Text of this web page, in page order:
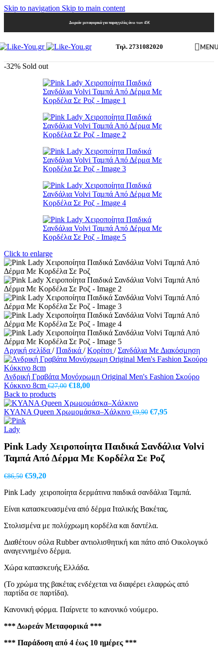
Skip to navigation Skip to main content
Δωρεάν μεταφορικά για παραγγελίες άνω των 45€
Τηλ. 2731082020
-32% Sold out
Click to enlarge
Αρχική σελίδα / Παιδικά / Κορίτσι / Σανδάλια Με Διακόσμηση
Ανδρική Γραβάτα Μονόχρωμη Original Men's Fashion Σκούρο
Κόκκινο 8cm €27,00 Original
was:
€27,00.
€18,00Η
τιμή
είναι:
Back to products
KYANA Queen Χρωμομάσκα–Χάλκινο €9,90 Original
€7,95Η
€7,95.
Pink Lady Χειροποίητα Παιδικά Σανδάλια Volvi
Ταμπά Από Δέρμα Με Κορδέλα Σε Ροζ
€86,50 Original
was:
€59,20Η
τιμή
€59,20.
Pink Lady χειροποίητα δερμάτινα παιδικά σανδάλια Ταμπά.
Είναι κατασκευασμένα από δέρμα Ιταλικής Βακέτας.
Στολισμένα με πολύχρωμη κορδέλα και δαντέλα.
Διαθέτουν σόλα Rubber αντιολισθητική και πάτο από Οικολογικό
αναγεννημένο δέρμα.
Χώρα κατασκευής Ελλάδα.
(Το χρώμα της βακέτας ενδέχεται να διαφέρει ελαφρώς από
παρτίδα σε παρτίδα).
Κανονική φόρμα. Παίρνετε το κανονικό νούμερο.
*** Δωρεάν Μεταφορικά ***
*** Παράδοση από 4 έως 10 ημέρες ***